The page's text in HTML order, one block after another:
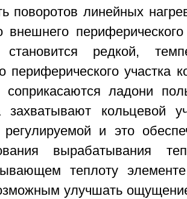
поворотов линейных
внешнего периферического
становится редкой,
периферического участка
соприкасаются ладони
захватывают кольцевой
регулируемой и это
вырабатывания
теплоту
улучшать